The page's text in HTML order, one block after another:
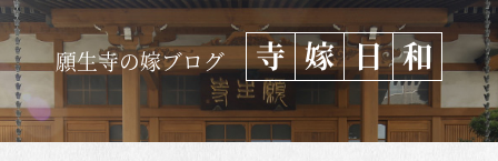
願生寺の嫁ブログ 寺 嫁 日 和